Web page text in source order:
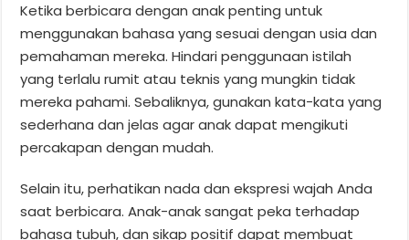
Ketika berbicara dengan anak penting untuk
menggunakan bahasa yang sesuai dengan usia dan
pemahaman mereka. Hindari penggunaan istilah
yang terlalu rumit atau teknis yang mungkin tidak
mereka pahami. Sebaliknya, gunakan kata-kata yang
sederhana dan jelas agar anak dapat mengikuti
percakapan dengan mudah.
Selain itu, perhatikan nada dan ekspresi wajah Anda
saat berbicara. Anak-anak sangat peka terhadap
bahasa tubuh, dan sikap positif dapat membuat